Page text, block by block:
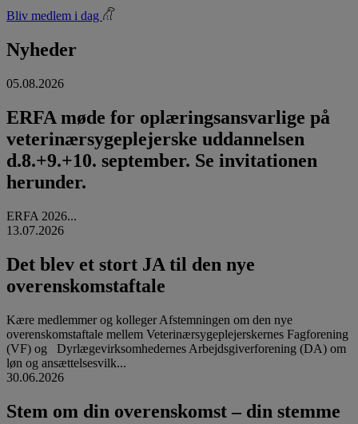
Bliv medlem i dag
Nyheder
05.08.2026
ERFA møde for oplæringsansvarlige på
veterinærsygeplejerske uddannelsen
d.8.+9.+10. september. Se invitationen
herunder.
ERFA 2026...
13.07.2026
Det blev et stort JA til den nye
overenskomstaftale
Kære medlemmer og kolleger Afstemningen om den nye
overenskomstaftale mellem Veterinærsygeplejerskernes Fagforening
(VF) og Dyrlægevirksomhedernes Arbejdsgiverforening (DA) om
løn og ansættelsesvilk...
30.06.2026
Stem om din overenskomst – din stemme